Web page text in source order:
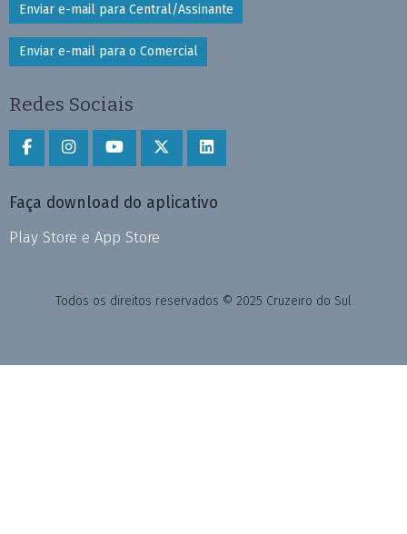
Enviar e-mail para Central/Assinante
Enviar e-mail para o Comercial
Redes Sociais
Faça download do aplicativo
Play Store e App Store
Todos os direitos reservados © 2025 Cruzeiro do Sul